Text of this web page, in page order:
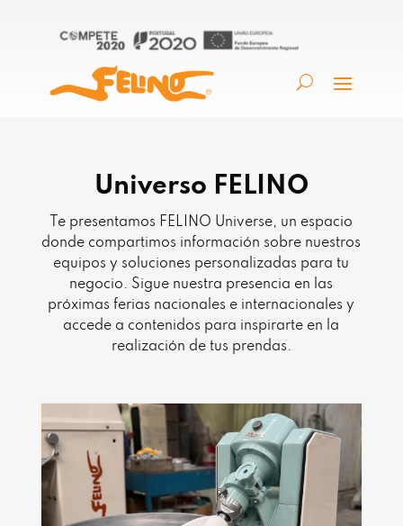
Universo FELINO
Te presentamos FELINO Universe, un espacio
donde compartimos información sobre nuestros
equipos y soluciones personalizadas para tu
negocio. Sigue nuestra presencia en las
próximas ferias nacionales e internacionales y
accede a contenidos para inspirarte en la
realización de tus prendas.